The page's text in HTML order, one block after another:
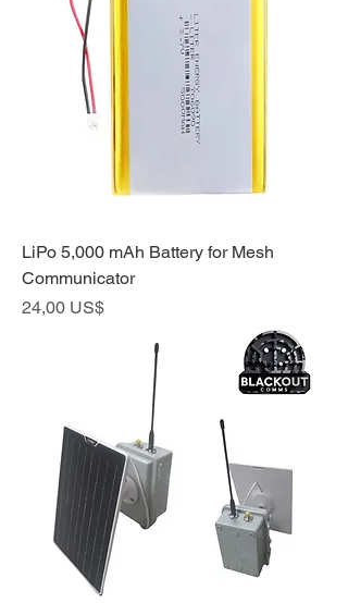
LiPo 5,000 mAh Battery for Mesh
Communicator
Precio
24,00 US$